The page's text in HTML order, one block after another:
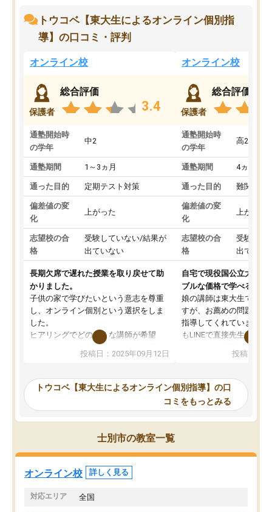
トウコベ【東大生によるオンライン個別指
導】の口コミ・評判
オンライン校
保護者
総合評価
3.4
通塾開始時
の学年
中2
通塾期間 1～3ヵ月
通った目的 定期テスト対策
偏差値の変
化
上がった
志望校の合
格
受験していない/結果が
出ていない
長期欠席で遅れた授業を取り戻せて助
かりました。
子供の家で学びたいという意志を尊重
し、オンライン個別という選択をしま
した。
ヒアリングでどのような講師が希望
か、オプションは付帯するかなど選ぶ
事が出来ました。
ーティングを行い、その講師で良いか
見てから講師を決定する事ができま
す。
うちの子は、初回面談の講師の方で決
オンラインツールを使用した単語帳の
共有があり宿題もそちらで出される形
でした。
投稿日：2025年09月12日
オンライン校
保護者
総合評価
通塾開始時
の学年
高2
通塾期間 4ヵ月～1
通った目的 難関私立
偏差値の変
化
上がった
志望校の合
格
受験して
出ていな
自宅で現役国公立大学生
ブルな価格で学べる
娘の講師は東大生では無
すが、お薦めの問題集や
指導してくれています。
もLINEで直接先生に質問
めれるので、個人に合
いなのがあり(有料)、受
ことをどんなスケジュー
くか相談したのですが、
ち期待したものではなく
くなってきたようなので
投稿日：
トウコベ【東大生によるオンライン個別指導】の口
コミをもっとみる
士別市の教室一覧
オンライン校 詳しく見る
対応エリア 全国